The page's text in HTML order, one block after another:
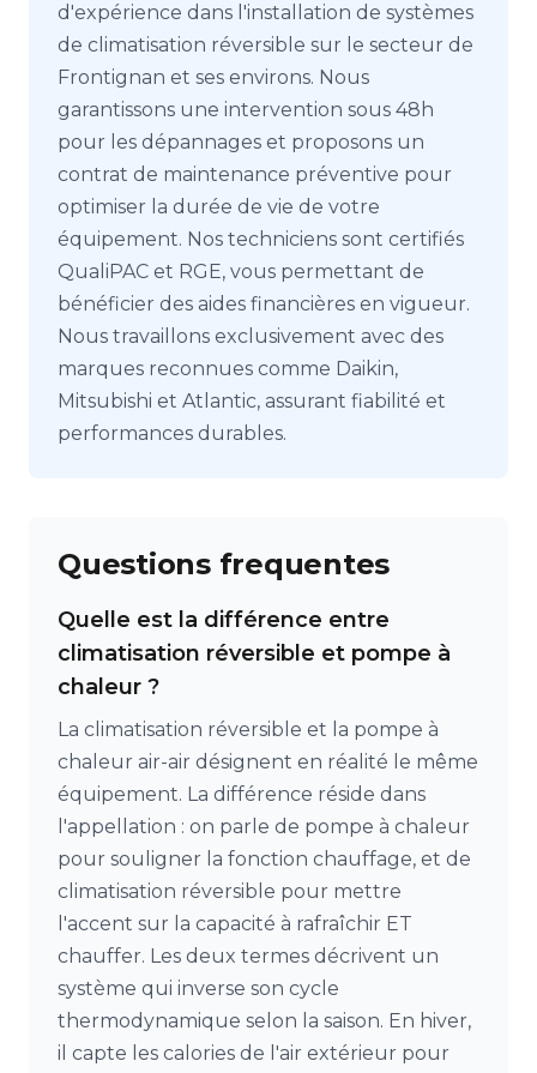
d'expérience dans l'installation de systèmes
de climatisation réversible sur le secteur de
Frontignan et ses environs. Nous
garantissons une intervention sous 48h
pour les dépannages et proposons un
contrat de maintenance préventive pour
optimiser la durée de vie de votre
équipement. Nos techniciens sont certifiés
QualiPAC et RGE, vous permettant de
bénéficier des aides financières en vigueur.
Nous travaillons exclusivement avec des
marques reconnues comme Daikin,
Mitsubishi et Atlantic, assurant fiabilité et
performances durables.
Questions frequentes
Quelle est la différence entre
climatisation réversible et pompe à
chaleur ?
La climatisation réversible et la pompe à
chaleur air-air désignent en réalité le même
équipement. La différence réside dans
l'appellation : on parle de pompe à chaleur
pour souligner la fonction chauffage, et de
climatisation réversible pour mettre
l'accent sur la capacité à rafraîchir ET
chauffer. Les deux termes décrivent un
système qui inverse son cycle
thermodynamique selon la saison. En hiver,
il capte les calories de l'air extérieur pour